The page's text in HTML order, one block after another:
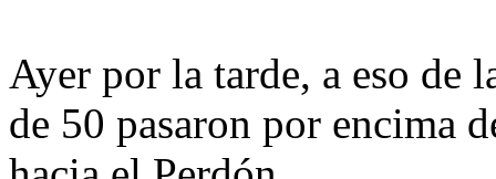
Ayer por la tarde, a eso de
de 50 pasaron por encima